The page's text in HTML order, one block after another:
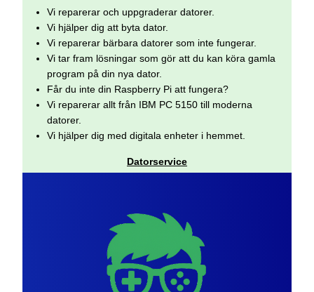
Vi reparerar och uppgraderar datorer.
Vi hjälper dig att byta dator.
Vi reparerar bärbara datorer som inte fungerar.
Vi tar fram lösningar som gör att du kan köra gamla
program på din nya dator.
Får du inte din Raspberry Pi att fungera?
Vi reparerar allt från IBM PC 5150 till moderna
datorer.
Vi hjälper dig med digitala enheter i hemmet.
Datorservice